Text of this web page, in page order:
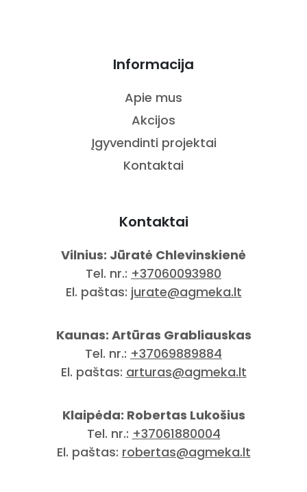
Informacija
Apie mus
Akcijos
Įgyvendinti projektai
Kontaktai
Kontaktai
Vilnius: Jūratė Chlevinskienė
Tel. nr.: +37060093980
El. paštas: jurate@agmeka.lt
Kaunas: Artūras Grabliauskas
Tel. nr.: +37069889884
El. paštas: arturas@agmeka.lt
Klaipėda: Robertas Lukošius
Tel. nr.: +37061880004
El. paštas: robertas@agmeka.lt